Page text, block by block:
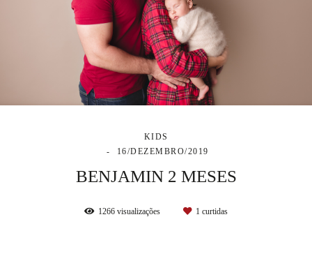
KIDS
16/DEZEMBRO/2019
BENJAMIN 2 MESES
1266 visualizações 1 curtidas